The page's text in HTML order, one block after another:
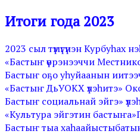
Итоги года 2023
2023 сыл түмүгүнэн
«Бастыҥ үөрэнээччи
Бастыҥ оҕо уһуйаанын
«Бастыҥ ДьУОКХ үлэһитэ»
Бастыҥ социальнай эйгэ»
«Культура эйгэтин
Бастыҥ тыа